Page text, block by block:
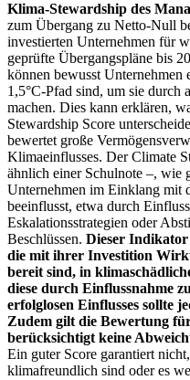
Klima-Stewardship des
zum Übergang zu Netto-Null
investierten Unternehmen für
geprüfte Übergangspläne bis
können bewusst Unternehmen
1,5°C-Pfad sind, um sie
machen. Dies kann erklären,
Stewardship Score
bewertet große
Klimaeinflusses. Der Climate
ähnlich einer Schulnote –, wie
Unternehmen im Einklang mit
beeinflusst, etwa durch
Eskalationsstrategien oder
Beschlüssen. Dieser Indikator
die mit ihrer Investition
bereit sind, in
diese durch Einflussnahme
erfolglosen Einflusses sollte
Zudem gilt die Bewertung
berücksichtigt keine
Ein guter Score garantiert
klimafreundlich sind oder es